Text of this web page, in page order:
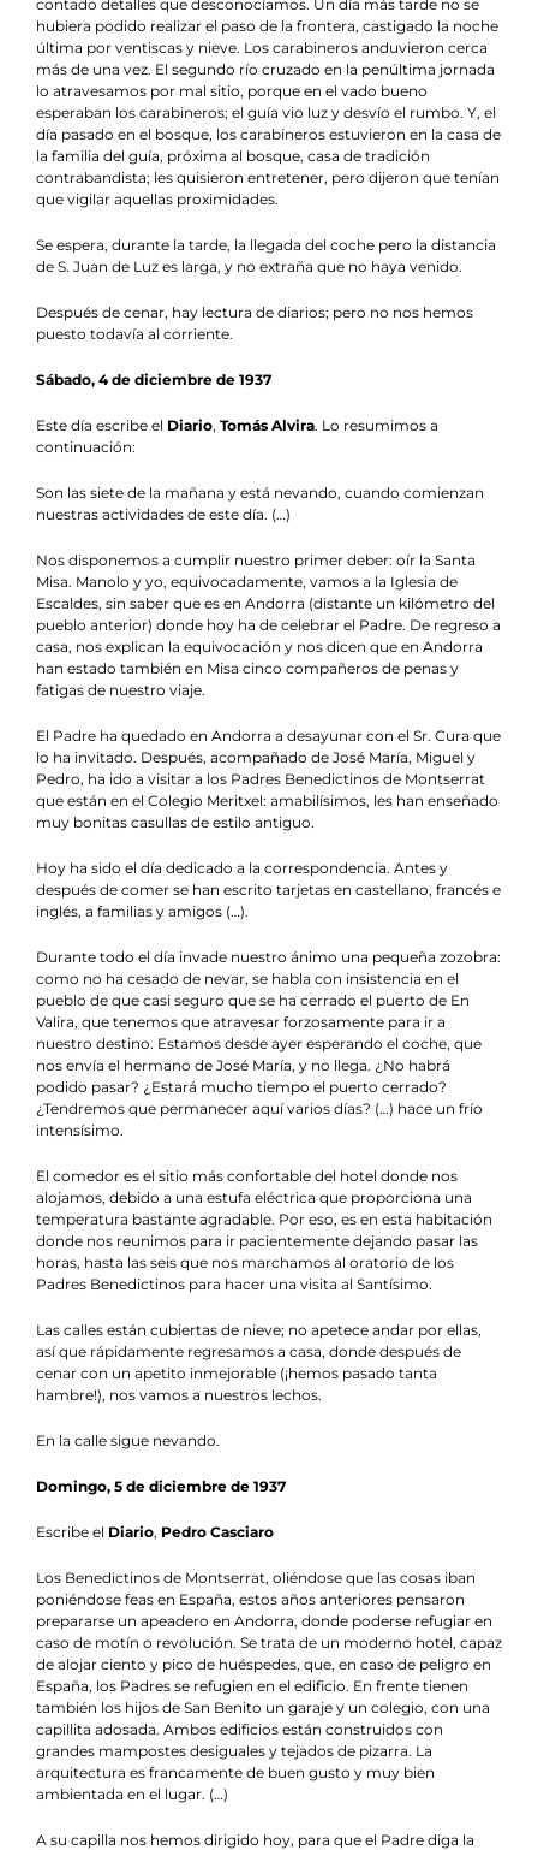
contado detalles que desconocíamos. Un día más tarde no se
hubiera podido realizar el paso de la frontera, castigado la noche
última por ventiscas y nieve. Los carabineros anduvieron cerca
más de una vez. El segundo río cruzado en la penúltima jornada
lo atravesamos por mal sitio, porque en el vado bueno
esperaban los carabineros; el guía vio luz y desvío el rumbo. Y, el
día pasado en el bosque, los carabineros estuvieron en la casa de
la familia del guía, próxima al bosque, casa de tradición
contrabandista; les quisieron entretener, pero dijeron que tenían
que vigilar aquellas proximidades.
Se espera, durante la tarde, la llegada del coche pero la distancia
de S. Juan de Luz es larga, y no extraña que no haya venido.
Después de cenar, hay lectura de diarios; pero no nos hemos
puesto todavía al corriente.
Sábado, 4 de diciembre de 1937
Este día escribe el Diario, Tomás Alvira. Lo resumimos a
continuación:
Son las siete de la mañana y está nevando, cuando comienzan
nuestras actividades de este día. (…)
Nos disponemos a cumplir nuestro primer deber: oír la Santa
Misa. Manolo y yo, equivocadamente, vamos a la Iglesia de
Escaldes, sin saber que es en Andorra (distante un kilómetro del
pueblo anterior) donde hoy ha de celebrar el Padre. De regreso a
casa, nos explican la equivocación y nos dicen que en Andorra
han estado también en Misa cinco compañeros de penas y
fatigas de nuestro viaje.
El Padre ha quedado en Andorra a desayunar con el Sr. Cura que
lo ha invitado. Después, acompañado de José María, Miguel y
Pedro, ha ido a visitar a los Padres Benedictinos de Montserrat
que están en el Colegio Meritxel: amabilísimos, les han enseñado
muy bonitas casullas de estilo antiguo.
Hoy ha sido el día dedicado a la correspondencia. Antes y
después de comer se han escrito tarjetas en castellano, francés e
inglés, a familias y amigos (…).
Durante todo el día invade nuestro ánimo una pequeña zozobra:
como no ha cesado de nevar, se habla con insistencia en el
pueblo de que casi seguro que se ha cerrado el puerto de En
Valira, que tenemos que atravesar forzosamente para ir a
nuestro destino. Estamos desde ayer esperando el coche, que
nos envía el hermano de José María, y no llega. ¿No habrá
podido pasar? ¿Estará mucho tiempo el puerto cerrado?
¿Tendremos que permanecer aquí varios días? (…) hace un frío
intensísimo.
El comedor es el sitio más confortable del hotel donde nos
alojamos, debido a una estufa eléctrica que proporciona una
temperatura bastante agradable. Por eso, es en esta habitación
donde nos reunimos para ir pacientemente dejando pasar las
horas, hasta las seis que nos marchamos al oratorio de los
Padres Benedictinos para hacer una visita al Santísimo.
Las calles están cubiertas de nieve; no apetece andar por ellas,
así que rápidamente regresamos a casa, donde después de
cenar con un apetito inmejorable (¡hemos pasado tanta
hambre!), nos vamos a nuestros lechos.
En la calle sigue nevando.
Domingo, 5 de diciembre de 1937
Escribe el Diario, Pedro Casciaro
Los Benedictinos de Montserrat, oliéndose que las cosas iban
poniéndose feas en España, estos años anteriores pensaron
prepararse un apeadero en Andorra, donde poderse refugiar en
caso de motín o revolución. Se trata de un moderno hotel, capaz
de alojar ciento y pico de huéspedes, que, en caso de peligro en
España, los Padres se refugien en el edificio. En frente tienen
también los hijos de San Benito un garaje y un colegio, con una
capillita adosada. Ambos edificios están construidos con
grandes mampostes desiguales y tejados de pizarra. La
arquitectura es francamente de buen gusto y muy bien
ambientada en el lugar. (…)
A su capilla nos hemos dirigido hoy, para que el Padre diga la